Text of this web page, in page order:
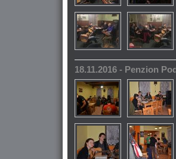
18.11.2016 - Penzion